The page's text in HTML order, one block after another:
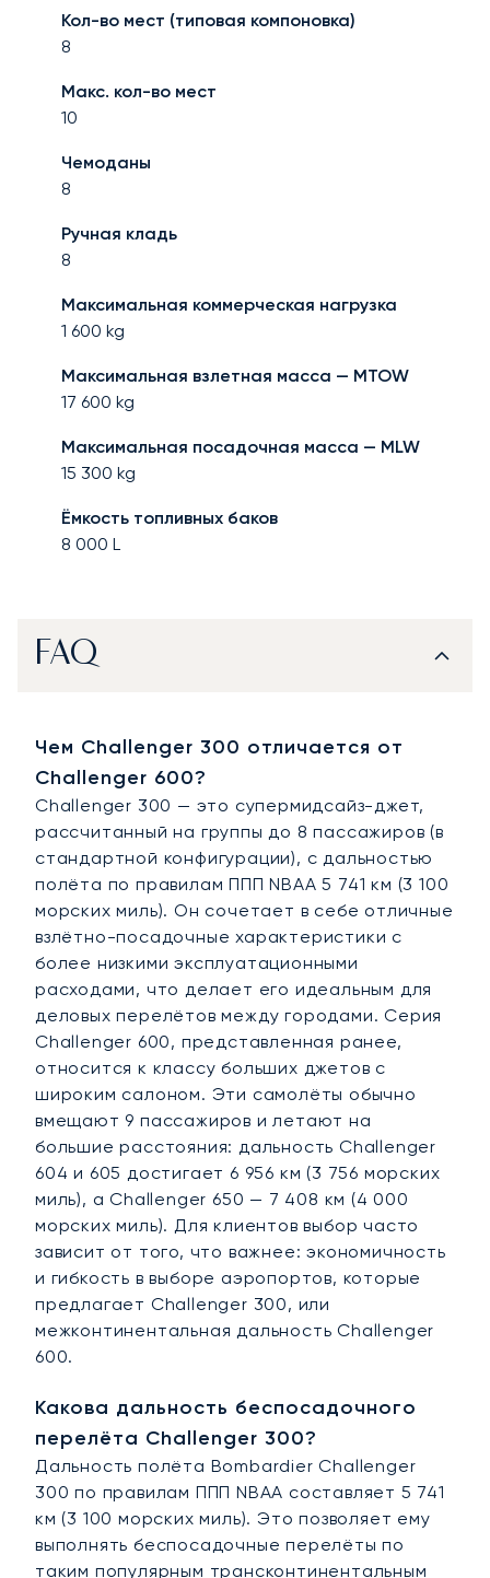
Кол-во мест (типовая компоновка)
8
Макс. кол-во мест
10
Чемоданы
8
Ручная кладь
8
Максимальная коммерческая нагрузка
1 600 kg
Максимальная взлетная масса — MTOW
17 600 kg
Максимальная посадочная масса — MLW
15 300 kg
Ёмкость топливных баков
8 000 L
FAQ
Чем Challenger 300 отличается от
Challenger 600?
Challenger 300 — это супермидсайз-джет,
рассчитанный на группы до 8 пассажиров (в
стандартной конфигурации), с дальностью
полёта по правилам ППП NBAA 5 741 км (3 100
морских миль). Он сочетает в себе отличные
взлётно-посадочные характеристики с
более низкими эксплуатационными
расходами, что делает его идеальным для
деловых перелётов между городами. Серия
Challenger 600, представленная ранее,
относится к классу больших джетов с
широким салоном. Эти самолёты обычно
вмещают 9 пассажиров и летают на
большие расстояния: дальность Challenger
604 и 605 достигает 6 956 км (3 756 морских
миль), а Challenger 650 — 7 408 км (4 000
морских миль). Для клиентов выбор часто
зависит от того, что важнее: экономичность
и гибкость в выборе аэропортов, которые
предлагает Challenger 300, или
межконтинентальная дальность Challenger
600.
Какова дальность беспосадочного
перелёта Challenger 300?
Дальность полёта Bombardier Challenger
300 по правилам ППП NBAA составляет 5 741
км (3 100 морских миль). Это позволяет ему
выполнять беспосадочные перелёты по
таким популярным трансконтинентальным